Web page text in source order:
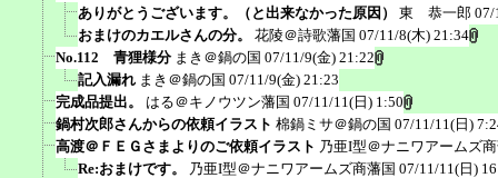
ありがとうございます。（と出来なかった原因）
東 恭一郎 07/
おまけのカエルさんの分。
花陵＠詩歌藩国 07/11/8(木) 21:34
No.112 青狸様分 まき＠鍋の国 07/11/9(金) 21:22
記入漏れ まき＠鍋の国 07/11/9(金) 21:23
完成品提出。
はる＠キノウツン藩国 07/11/11(日) 1:50
鍋村次郎さんからの依頼イラスト 棉鍋ミサ＠鍋の国 07/11/11(日)
高渡＠ＦＥＧさまよりのご依頼イラスト 乃亜I型＠ナニワアームズ
Re:おまけです。
乃亜I型＠ナニワアームズ商藩国 07/11/11(日)